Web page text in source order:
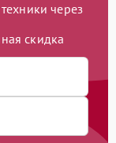
через
скидка